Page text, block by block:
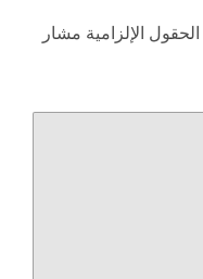
الحقول الإلزامية مشار